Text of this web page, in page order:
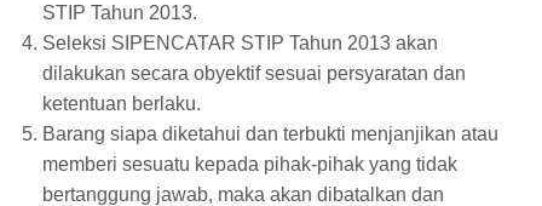
STIP Tahun 2013.
Seleksi SIPENCATAR STIP Tahun 2013 akan
dilakukan secara obyektif sesuai persyaratan dan
ketentuan berlaku.
Barang siapa diketahui dan terbukti menjanjikan atau
memberi sesuatu kepada pihak-pihak yang tidak
bertanggung jawab, maka akan dibatalkan dan